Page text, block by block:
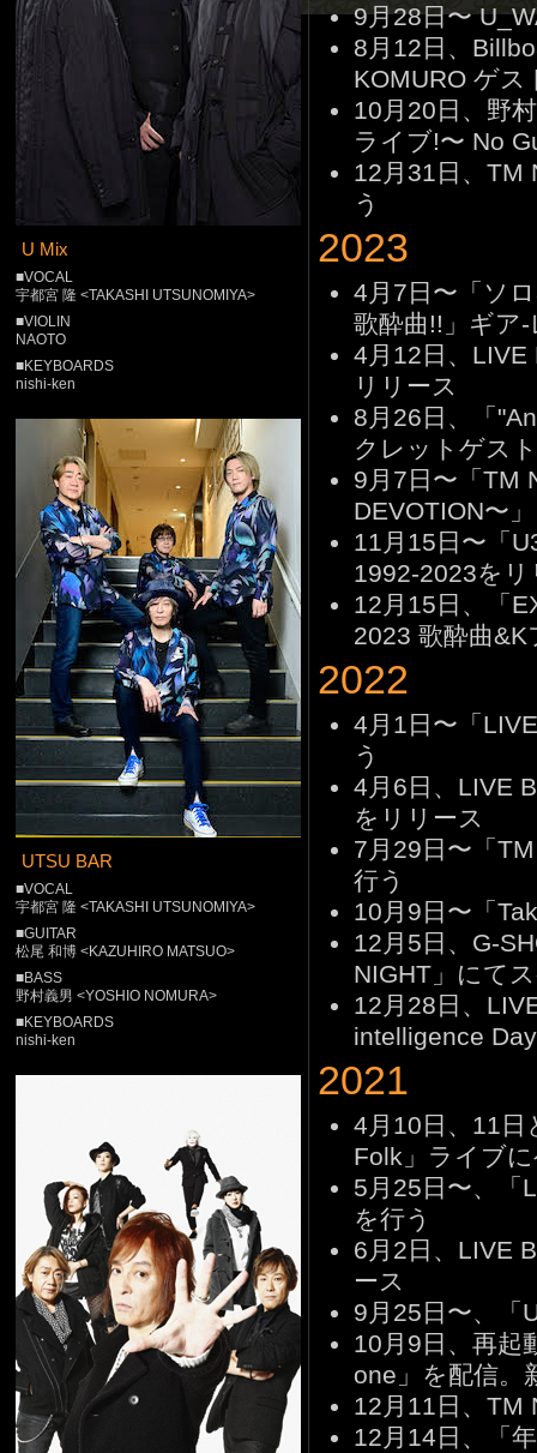
U Mix
■VOCAL
宇都宮 隆 <TAKASHI UTSUNOMIYA>
■VIOLIN
NAOTO
■KEYBOARDS
nishi-ken
UTSU BAR
■VOCAL
宇都宮 隆 <TAKASHI UTSUNOMIYA>
■GUITAR
松尾 和博 <KAZUHIRO MATSUO>
■BASS
野村義男 <YOSHIO NOMURA>
■KEYBOARDS
nishi-ken
9月28日〜
8月12日、
KOMURO ゲス
10月20日、野
ライブ!〜 No
12月31日、TM
う
2023
4月7日〜「ソ
歌酔曲!!」ギア
4月12日、
リリース
8月26日、「
クレットゲス
9月7日〜「TM
DEVOTION〜
11月15日〜「
1992-2023をリ
12月15日、「
2023 歌酔曲
2022
4月1日〜「
う
4月6日、LIVE
をリリース
7月29日〜「
行う
10月9日〜「
12月5日、G-
NIGHT」にて
12月28日、
intelligence
2021
4月10日、11日
Folk」ライブ
5月25日〜、「
を行う
6月2日、LIVE
ース
9月25日〜、「
10月9日、再起
one」を配信。
12月11日、TM
12月14日、「